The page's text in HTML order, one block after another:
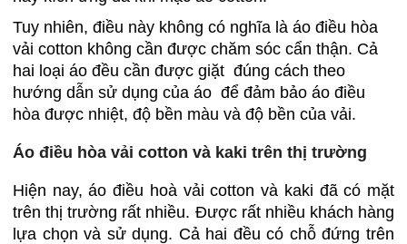
Tuy nhiên, điều này không có nghĩa là áo điều hòa
vải cotton không cần được chăm sóc cẩn thận. Cả
hai loại áo đều cần được giặt đúng cách theo
hướng dẫn sử dụng của áo để đảm bảo áo điều
hòa được nhiệt, độ bền màu và độ bền của vải.
Áo điều hòa vải cotton và kaki trên thị trường
Hiện nay, áo điều hoà vải cotton và kaki đã có mặt
trên thị trường rất nhiều. Được rất nhiều khách hàng
lựa chọn và sử dụng. Cả hai đều có chỗ đứng trên